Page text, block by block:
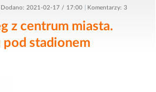
Dodano: 2021-02-17 / 17:00 Komentarzy: 3
z centrum miasta.
pod stadionem